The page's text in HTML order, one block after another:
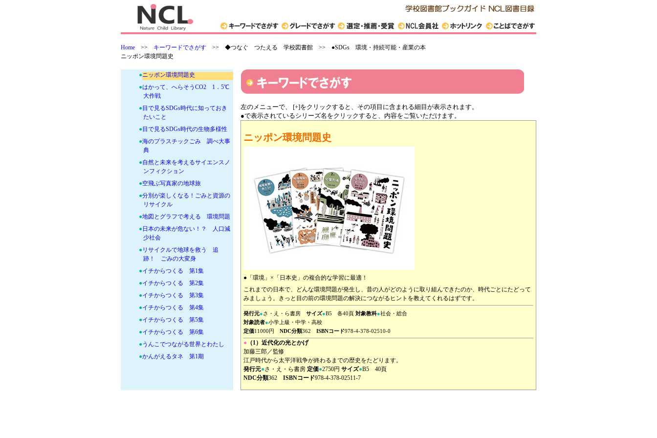
Home >> キーワードでさがす >> ◆つなぐ つたえる 学校図書館 >> ●SDGs 環境・持続可能・産業の本
ニッポン環境問題史
●おはなしSDGs〈第二期〉セット
アマゾンのふしぎな森へようこ
そ！
●いちからわかる環境問題
●ニッポン環境問題史
●はかって、へらそうCO2 1．5℃
大作戦
●目で見るSDGs時代に知っておき
たいこと
●目で見るSDGs時代の生物多様性
●海のプラスチックごみ 調べ大事
典
●自然と未来を考えるサイエンスノ
ンフィクション
●空飛ぶ写真家の地球旅
●分別が楽しくなる！ごみと資源の
リサイクル
●地図とグラフで考える 環境問題
●日本の未来が危ない！？ 人口減
少社会
●リサイクルで地球を救う 追
跡！ ごみの大変身
●イチからつくる 第1集
●イチからつくる 第2集
●イチからつくる 第3集
●イチからつくる 第4集
●イチからつくる 第5集
●イチからつくる 第6集
●うんこでつながる世界とわたし
●かんがえるタネ 第1期
2025
左のメニューで、 [+]をクリックすると、その項目に含まれる細目が表示されます。
●で表示されているシリーズ名をクリックすると、内容をご覧いただけます。
ニッポン環境問題史
●「環境」×「日本史」の複合的な学習に最適！
これまでの日本で、どんな環境問題が発生し、昔の人がどのように取り組んできたのか、時代ごとにたどって
みましょう。きっと目の前の環境問題の解決につながるヒントを教えてくれるはずです。
発行元●さ・え・ら書房 サイズ●B5 各40頁 対象教科●社会・総合
対象読者●小学上級・中学・高校
定価11000円 NDC分類362 ISBNコード978-4-378-02510-0
● （1）近代化の光とかげ
加藤三郎／監修
江戸時代から太平洋戦争が終わるまでの歴史をたどります。
発行元●さ・え・ら書房 定価●2750円 サイズ●B5 40頁
NDC分類362 ISBNコード978-4-378-02511-7